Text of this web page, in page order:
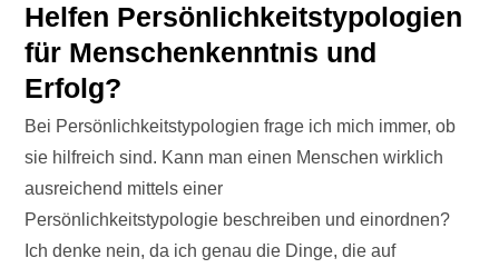
Helfen Persönlichkeitstypologien
für Menschenkenntnis und
Erfolg?
Bei Persönlichkeitstypologien frage ich mich immer, ob
sie hilfreich sind. Kann man einen Menschen wirklich
ausreichend mittels einer
Persönlichkeitstypologie beschreiben und einordnen?
Ich denke nein, da ich genau die Dinge, die auf